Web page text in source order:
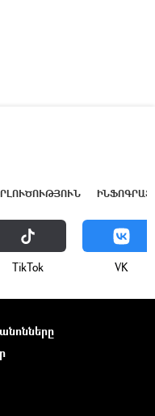
ТikТоk VK